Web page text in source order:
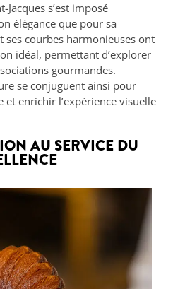
s’est imposé
élégance que pour sa
courbes harmonieuses ont
idéal, permettant d’explorer
gourmandes.
se conjuguent ainsi pour
et enrichir l’expérience visuelle
AU SERVICE DU